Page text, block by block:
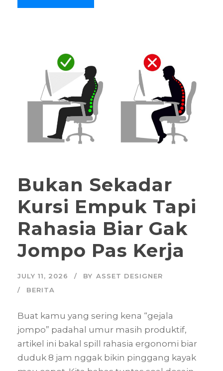
Bukan Sekadar
Kursi Empuk Tapi
Rahasia Biar Gak
Jompo Pas Kerja
JULY 11, 2026 BY ASSET DESIGNER
BERITA
Buat kamu yang sering kena “gejala
jompo” padahal umur masih produktif,
artikel ini bakal spill rahasia ergonomi biar
duduk 8 jam nggak bikin pinggang kayak